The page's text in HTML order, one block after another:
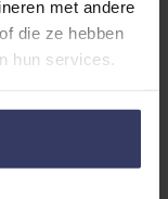
met andere
die ze hebben
hun services.
JE